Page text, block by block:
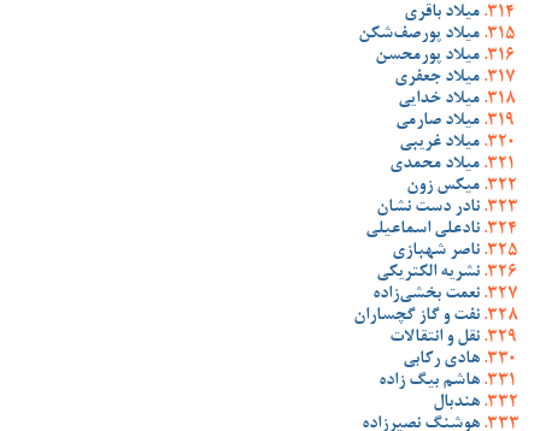
میلاد باقری
میلاد پورصف‌شکن
میلاد پورمحسن
میلاد جعفری
میلاد خدایی
میلاد صارمی
میلاد غریبی
میلاد محمدی
میکس زون
نادر دست نشان
نادعلی اسماعیلی
ناصر شهبازی
نشریه الکتریکی
نعمت بخشی‌زاده
نفت و گاز گچساران
نقل و انتقالات
هادی رکابی
هاشم بیگ زاده
هندبال
هوشنگ نصیرزاده